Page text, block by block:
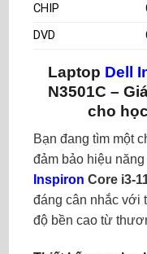
CHIP
DVD
Laptop Dell
N3501C –
cho
Bạn đang tìm một
đảm bảo hiệu
Inspiron Core i3-
đáng cân nhắc với
độ bền cao từ